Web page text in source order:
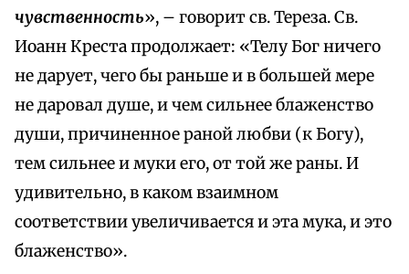
чувственность», – говорит св. Тереза. Св.
Иоанн Креста продолжает: «Телу Бог ничего
не дарует, чего бы раньше и в большей мере
не даровал душе, и чем сильнее блаженство
души, причиненное раной любви (к Богу),
тем сильнее и муки его, от той же раны. И
удивительно, в каком взаимном
соответствии увеличивается и эта мука, и это
блаженство».